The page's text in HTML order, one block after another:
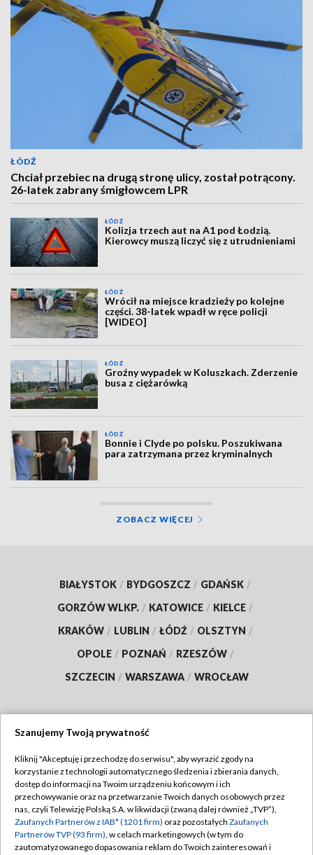
ŁÓDŹ
Chciał przebiec na drugą stronę ulicy, został potrącony.
26-latek zabrany śmigłowcem LPR
ŁÓDŹ
Kolizja trzech aut na A1 pod Łodzią.
Kierowcy muszą liczyć się z utrudnieniami
ŁÓDŹ
Wrócił na miejsce kradzieży po kolejne
części. 38-latek wpadł w ręce policji
[WIDEO]
ŁÓDŹ
Groźny wypadek w Koluszkach. Zderzenie
busa z ciężarówką
ŁÓDŹ
Bonnie i Clyde po polsku. Poszukiwana
para zatrzymana przez kryminalnych
ZOBACZ WIĘCEJ
BIAŁYSTOK / BYDGOSZCZ / GDAŃSK /
GORZÓW WLKP. / KATOWICE / KIELCE /
KRAKÓW / LUBLIN / ŁÓDŹ / OLSZTYN /
OPOLE / POZNAŃ / RZESZÓW /
SZCZECIN / WARSZAWA / WROCŁAW
TVP
Abonament TVP
Emisja w TVP
Centrum informacji TVP
Regulamin TVP
Polityka prywatności
Moje zgody
Szanujemy Twoją prywatność
Kliknij "Akceptuję i przechodzę do serwisu", aby wyrazić zgody na
korzystanie z technologii automatycznego śledzenia i zbierania danych,
dostęp do informacji na Twoim urządzeniu końcowym i ich
przechowywanie oraz na przetwarzanie Twoich danych osobowych przez
nas, czyli Telewizję Polską S.A. w likwidacji (zwaną dalej również „TVP”),
Zaufanych Partnerów z IAB* (1201 firm) oraz pozostałych Zaufanych
Partnerów TVP (93 firm), w celach marketingowych (w tym do
zautomatyzowanego dopasowania reklam do Twoich zainteresowań i